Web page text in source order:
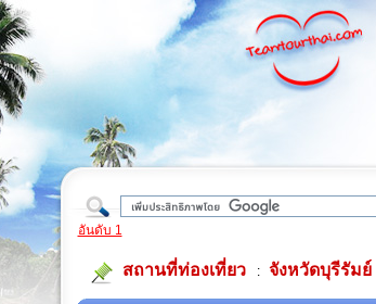
อันดับ 1
สถานที่ท่องเที่ยว : จังหวัดบุรีรัมย์